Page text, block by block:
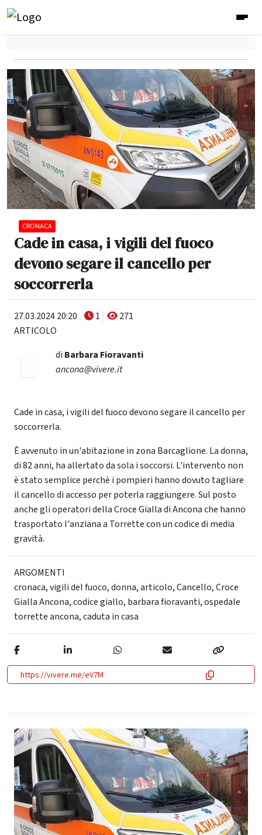
CRONACA
Cade in casa, i vigili del fuoco
devono segare il cancello per
soccorrerla
27.03.2024 20:20 1
271
ARTICOLO
di Barbara Fioravanti
ancona@vivere.it
Cade in casa, i vigili del fuoco devono segare il cancello per
soccorrerla.
È avvenuto in un'abitazione in zona Barcaglione. La donna,
di 82 anni, ha allertato da sola i soccorsi. L'intervento non
è stato semplice perchè i pompieri hanno dovuto tagliare
il cancello di accesso per poterla raggiungere. Sul posto
anche gli operatori della Croce Gialla di Ancona che hanno
trasportato l'anziana a Torrette con un codice di media
gravità.
ARGOMENTI
cronaca,vigili del fuoco,donna,articolo,Cancello,Croce
Gialla Ancona,codice giallo, barbara fioravanti,ospedale
torrette ancona,caduta in casa
https://vivere.me/eV7M